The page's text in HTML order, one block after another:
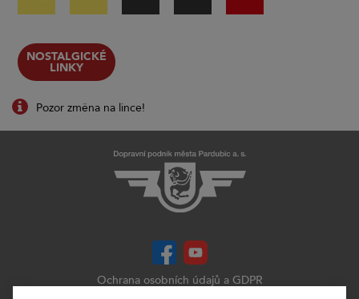
NOSTALGICKÉ
LINKY
Pozor změna na lince!
Ochrana osobních údajů a GDPR